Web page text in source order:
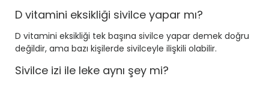
D vitamini eksikliği sivilce yapar mı?
D vitamini eksikliği tek başına sivilce yapar demek doğru
değildir, ama bazı kişilerde sivilceyle ilişkili olabilir.
Sivilce izi ile leke aynı şey mi?